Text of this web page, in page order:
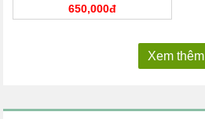
650,000đ
Xem thêm